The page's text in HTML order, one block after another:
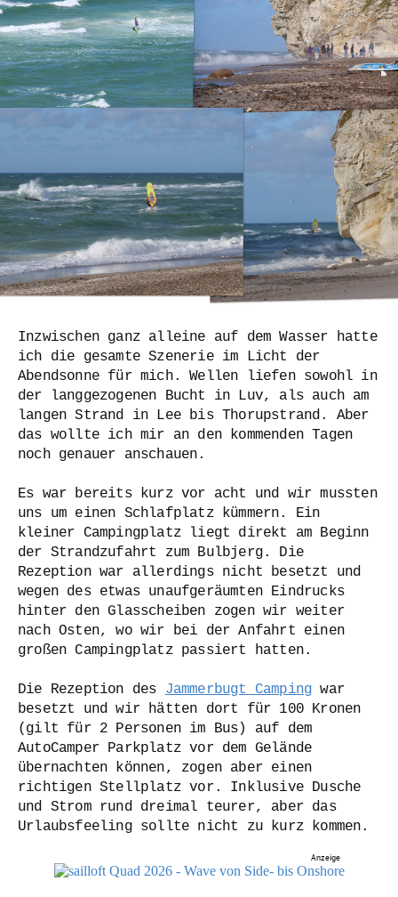
Inzwischen ganz alleine auf dem Wasser hatte
ich die gesamte Szenerie im Licht der
Abendsonne für mich. Wellen liefen sowohl in
der langgezogenen Bucht in Luv, als auch am
langen Strand in Lee bis Thorupstrand. Aber
das wollte ich mir an den kommenden Tagen
noch genauer anschauen.
Es war bereits kurz vor acht und wir mussten
uns um einen Schlafplatz kümmern. Ein
kleiner Campingplatz liegt direkt am Beginn
der Strandzufahrt zum Bulbjerg. Die
Rezeption war allerdings nicht besetzt und
wegen des etwas unaufgeräumten Eindrucks
hinter den Glasscheiben zogen wir weiter
nach Osten, wo wir bei der Anfahrt einen
großen Campingplatz passiert hatten.
Die Rezeption des Jammerbugt Camping war
besetzt und wir hätten dort für 100 Kronen
(gilt für 2 Personen im Bus) auf dem
AutoCamper Parkplatz vor dem Gelände
übernachten können, zogen aber einen
richtigen Stellplatz vor. Inklusive Dusche
und Strom rund dreimal teurer, aber das
Urlaubsfeeling sollte nicht zu kurz kommen.